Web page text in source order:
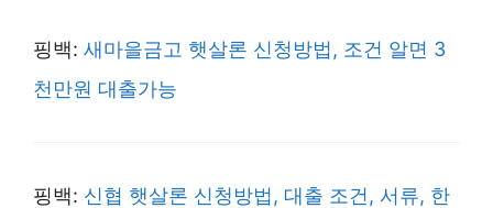
핑백: 새마을금고 햇살론 신청방법, 조건 알면 3
천만원 대출가능
핑백: 신협 햇살론 신청방법, 대출 조건, 서류, 한